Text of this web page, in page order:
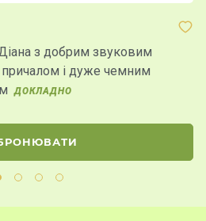
з добрим звуковим
і дуже чемним
ДОКЛАДНО